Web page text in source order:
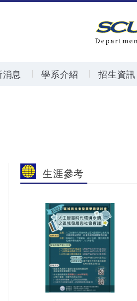
消息 學系介紹 招生資訊
生涯參考